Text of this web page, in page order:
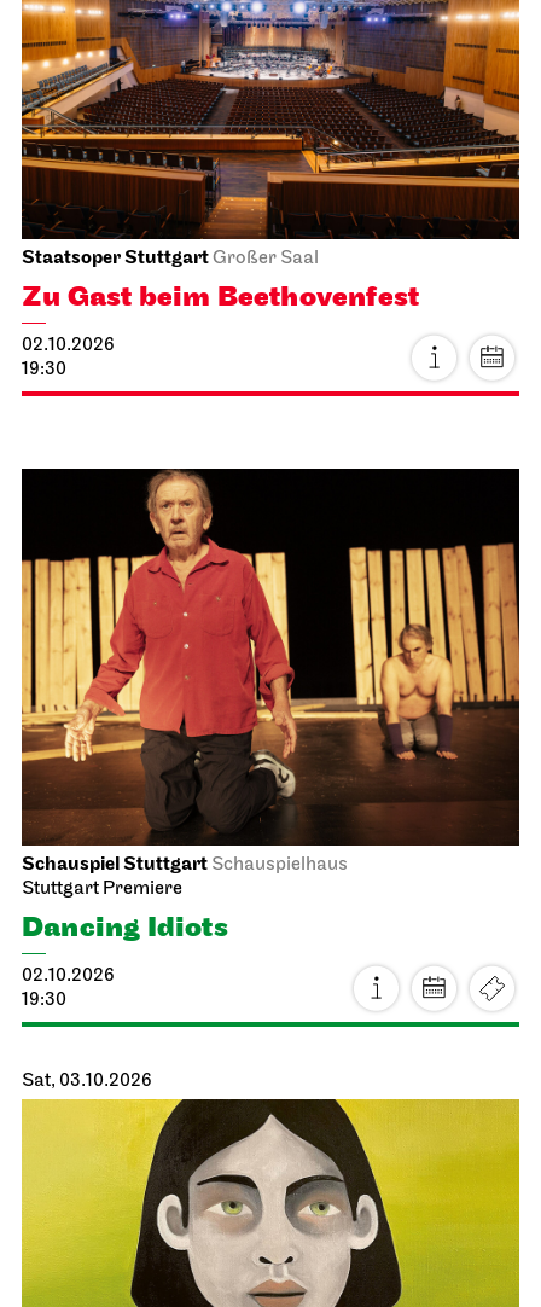
Staatsoper StuttgartGroßer Saal
Zu Gast beim Beethovenfest
02.10.2026
19:30
Schauspiel Stuttgart Schauspielhaus
Stuttgart Premiere
Dancing Idiots
02.10.2026
19:30
Sat, 03.10.2026